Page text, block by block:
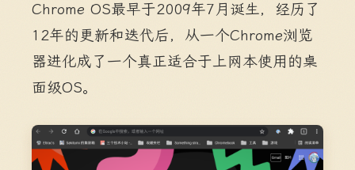
Chrome OS最早于2009年7月诞生，经历了
12年的更新和迭代后，从一个Chrome浏览
器进化成了一个真正适合于上网本使用的桌
面级OS。